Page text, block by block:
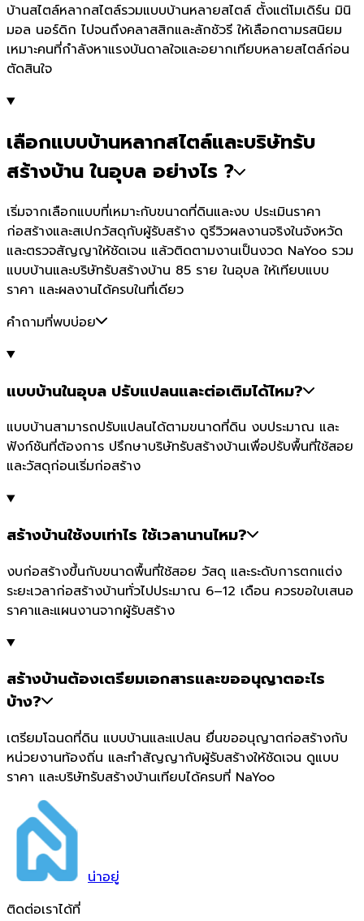
บ้านสไตล์หลากสไตล์รวมแบบบ้านหลายสไตล์ ตั้งแต่โมเดิร์น มินิ
มอล นอร์ดิก ไปจนถึงคลาสสิกและลักชัวรี ให้เลือกตามรสนิยม
เหมาะคนที่กำลังหาแรงบันดาลใจและอยากเทียบหลายสไตล์ก่อน
ตัดสินใจ
เลือกแบบบ้านหลากสไตล์และบริษัทรับ
สร้างบ้าน ในอุบล อย่างไร ?
เริ่มจากเลือกแบบที่เหมาะกับขนาดที่ดินและงบ ประเมินราคา
ก่อสร้างและสเปกวัสดุกับผู้รับสร้าง ดูรีวิวผลงานจริงในจังหวัด
และตรวจสัญญาให้ชัดเจน แล้วติดตามงานเป็นงวด NaYoo รวม
แบบบ้านและบริษัทรับสร้างบ้าน 85 ราย ในอุบล ให้เทียบแบบ
ราคา และผลงานได้ครบในที่เดียว
คำถามที่พบบ่อย
แบบบ้านในอุบล ปรับแปลนและต่อเติมได้ไหม?
แบบบ้านสามารถปรับแปลนได้ตามขนาดที่ดิน งบประมาณ และ
ฟังก์ชันที่ต้องการ ปรึกษาบริษัทรับสร้างบ้านเพื่อปรับพื้นที่ใช้สอย
และวัสดุก่อนเริ่มก่อสร้าง
สร้างบ้านใช้งบเท่าไร ใช้เวลานานไหม?
งบก่อสร้างขึ้นกับขนาดพื้นที่ใช้สอย วัสดุ และระดับการตกแต่ง
ระยะเวลาก่อสร้างบ้านทั่วไปประมาณ 6–12 เดือน ควรขอใบเสนอ
ราคาและแผนงานจากผู้รับสร้าง
สร้างบ้านต้องเตรียมเอกสารและขออนุญาตอะไร
บ้าง?
เตรียมโฉนดที่ดิน แบบบ้านและแปลน ยื่นขออนุญาตก่อสร้างกับ
หน่วยงานท้องถิ่น และทำสัญญากับผู้รับสร้างให้ชัดเจน ดูแบบ
ราคา และบริษัทรับสร้างบ้านเทียบได้ครบที่ NaYoo
น่าอยู่
ติดต่อเราได้ที่